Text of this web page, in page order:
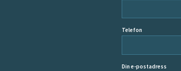
Telefon
Din e-postadress